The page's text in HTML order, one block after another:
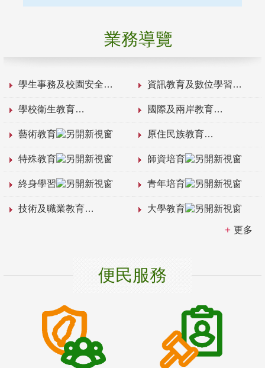
業務導覽
學生事務及校園安全 資訊教育及數位學習
學校衛生教育 國際及兩岸教育
藝術教育 原住民族教育
特殊教育 師資培育
終身學習 青年培育
技術及職業教育 大學教育
更多
便民服務